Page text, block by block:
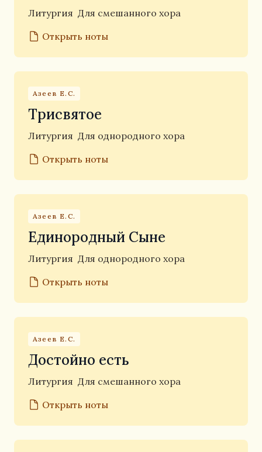
Литургия Для смешанного хора
Открыть ноты
Азеев Е.С.
Трисвятое
Литургия Для однородного хора
Открыть ноты
Азеев Е.С.
Единородный Сыне
Литургия Для однородного хора
Открыть ноты
Азеев Е.С.
Достойно есть
Литургия Для смешанного хора
Открыть ноты